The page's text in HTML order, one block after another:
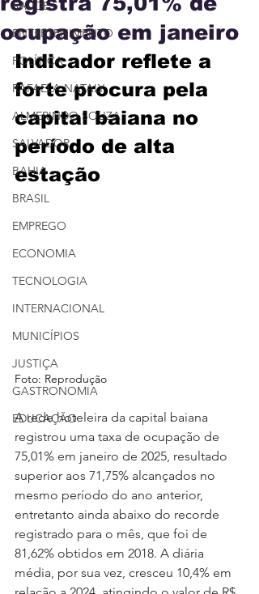
SAÚDE
ENTRETENIMENTO
POLÍTICA
RAFAELA NATALY
ALMERINDO SOUZA
SALVADOR
BAHIA
BRASIL
EMPREGO
ECONOMIA
TECNOLOGIA
INTERNACIONAL
MUNICÍPIOS
JUSTIÇA
GASTRONOMIA
EDUCAÇÃO
ocupação em janeiro
Indicador reflete a
forte procura pela
capital baiana no
período de alta
estação
Foto: Reprodução
A rede hoteleira da capital baiana
registrou uma taxa de ocupação de
75,01% em janeiro de 2025, resultado
superior aos 71,75% alcançados no
mesmo período do ano anterior,
entretanto ainda abaixo do recorde
registrado para o mês, que foi de
81,62% obtidos em 2018. A diária
média, por sua vez, cresceu 10,4% em